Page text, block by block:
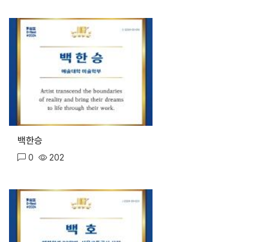
백한승
0 202